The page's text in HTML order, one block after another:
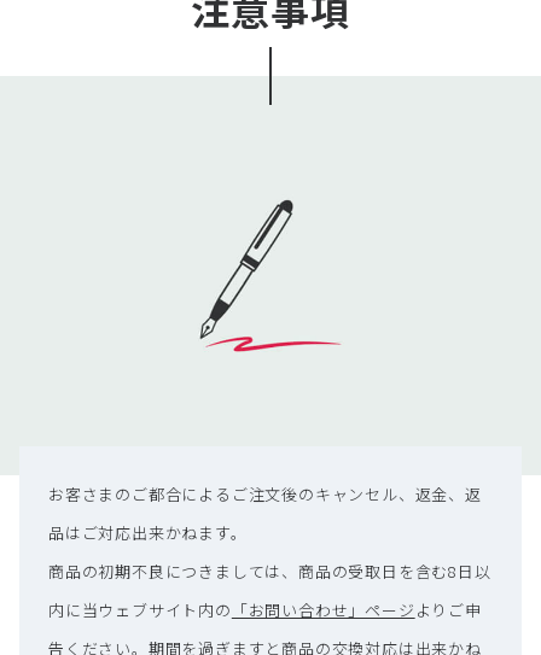
な場合、アクセサリ（カテゴリ名）内のACアダプタと併せ
お客さまのご都合によるご注文後のキャンセル、返金、返
品はご対応出来かねます。
商品の初期不良につきましては、商品の受取日を含む8日以
内に当ウェブサイト内の 「お問い合わせ」ページ よりご申
告ください。期間を過ぎますと商品の交換対応は出来かね